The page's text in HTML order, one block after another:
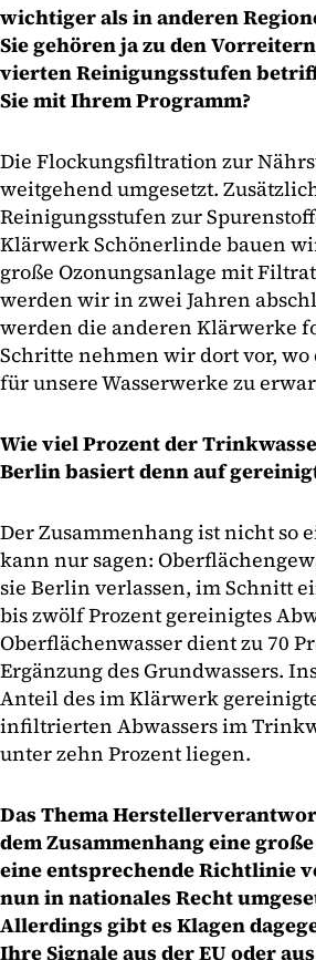
wichtiger als in anderen
Sie gehören ja zu den
vierten Reinigungsstufen
Sie mit Ihrem Programm?
Die Flockungsfiltration zur
weitgehend umgesetzt.
Reinigungsstufen zur
Klärwerk Schönerlinde bauen
große Ozonungsanlage mit
werden wir in zwei Jahren
werden die anderen Klärwerke
Schritte nehmen wir dort vor, wo
für unsere Wasserwerke zu
Wie viel Prozent der
Berlin basiert denn auf
Der Zusammenhang ist nicht so
kann nur sagen:
sie Berlin verlassen, im Schnitt
bis zwölf Prozent gereinigtes
Oberflächenwasser dient zu 70
Ergänzung des Grundwassers.
Anteil des im Klärwerk
infiltrierten Abwassers im
unter zehn Prozent liegen.
Das Thema
dem Zusammenhang eine
eine entsprechende Richtlinie
nun in nationales Recht
Allerdings gibt es Klagen
Ihre Signale aus der EU oder